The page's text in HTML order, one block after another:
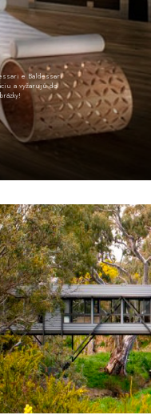
e Baldessari
a vyžarujú do